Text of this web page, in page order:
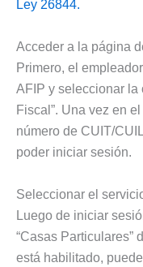
Ley 26844.
Acceder a la página
Primero, el
AFIP y seleccionar la
Fiscal”. Una vez en
número de CUIT/
poder iniciar sesión.
Seleccionar el
Luego de iniciar
“Casas Particulares”
está habilitado,